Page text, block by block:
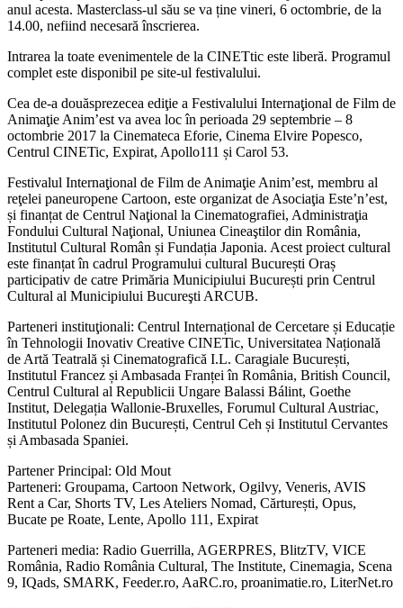
anul acesta. Masterclass-ul său se va ține vineri, 6 octombrie, de la
14.00, nefiind necesară înscrierea.
Intrarea la toate evenimentele de la CINETtic este liberă. Programul
complet este disponibil pe site-ul festivalului.
Cea de-a douăsprezecea ediţie a Festivalului Internaţional de Film de
Animaţie Anim’est va avea loc în perioada 29 septembrie – 8
octombrie 2017 la Cinemateca Eforie, Cinema Elvire Popesco,
Centrul CINETic, Expirat, Apollo111 și Carol 53.
Festivalul Internaţional de Film de Animaţie Anim’est, membru al
reţelei paneuropene Cartoon, este organizat de Asociaţia Este’n’est,
și finanțat de Centrul Naţional la Cinematografiei, Administraţia
Fondului Cultural Naţional, Uniunea Cineaştilor din România,
Institutul Cultural Român și Fundația Japonia. Acest proiect cultural
este finanțat în cadrul Programului cultural București Oraș
participativ de catre Primăria Municipiului București prin Centrul
Cultural al Municipiului Bucureşti ARCUB.
Parteneri instituţionali: Centrul Internațional de Cercetare și Educație
în Tehnologii Inovativ Creative CINETic, Universitatea Națională
de Artă Teatrală și Cinematografică I.L. Caragiale București,
Institutul Francez și Ambasada Franței în România, British Council,
Centrul Cultural al Republicii Ungare Balassi Bálint, Goethe
Institut, Delegația Wallonie-Bruxelles, Forumul Cultural Austriac,
Institutul Polonez din București, Centrul Ceh și Institutul Cervantes
și Ambasada Spaniei.
Partener Principal: Old Mout
Parteneri: Groupama, Cartoon Network, Ogilvy, Veneris, AVIS
Rent a Car, Shorts TV, Les Ateliers Nomad, Cărturești, Opus,
Bucate pe Roate, Lente, Apollo 111, Expirat
Parteneri media: Radio Guerrilla, AGERPRES, BlitzTV, VICE
România, Radio România Cultural, The Institute, Cinemagia, Scena
9, IQads, SMARK, Feeder.ro, AaRC.ro, proanimatie.ro, LiterNet.ro